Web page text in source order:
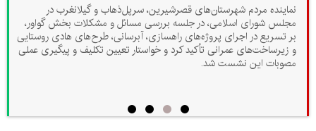
نماینده مردم شهرستان‌های قصرشیرین، سرپل‌ذهاب و گیلانغرب در
مجلس شورای اسلامی، در جلسه بررسی مسائل و مشکلات بخش گواور،
بر تسریع در اجرای پروژه‌های راهسازی، آبرسانی، طرح‌های هادی روستایی
و زیرساخت‌های عمرانی تأکید کرد و خواستار تعیین تکلیف و پیگیری عملی
مصوبات این نشست شد.